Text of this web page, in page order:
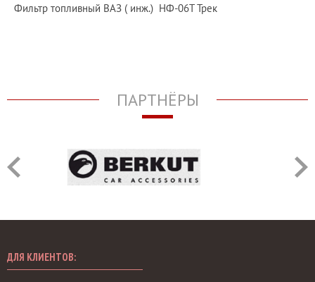
Фильтр топливный ВАЗ ( инж.) НФ-06Т Трек
ПАРТНЁРЫ
ДЛЯ КЛИЕНТОВ: